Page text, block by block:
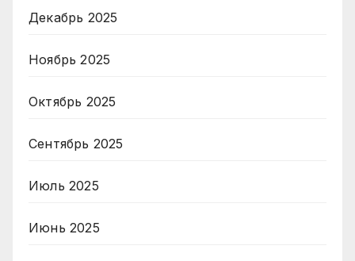
Декабрь 2025
Ноябрь 2025
Октябрь 2025
Сентябрь 2025
Июль 2025
Июнь 2025